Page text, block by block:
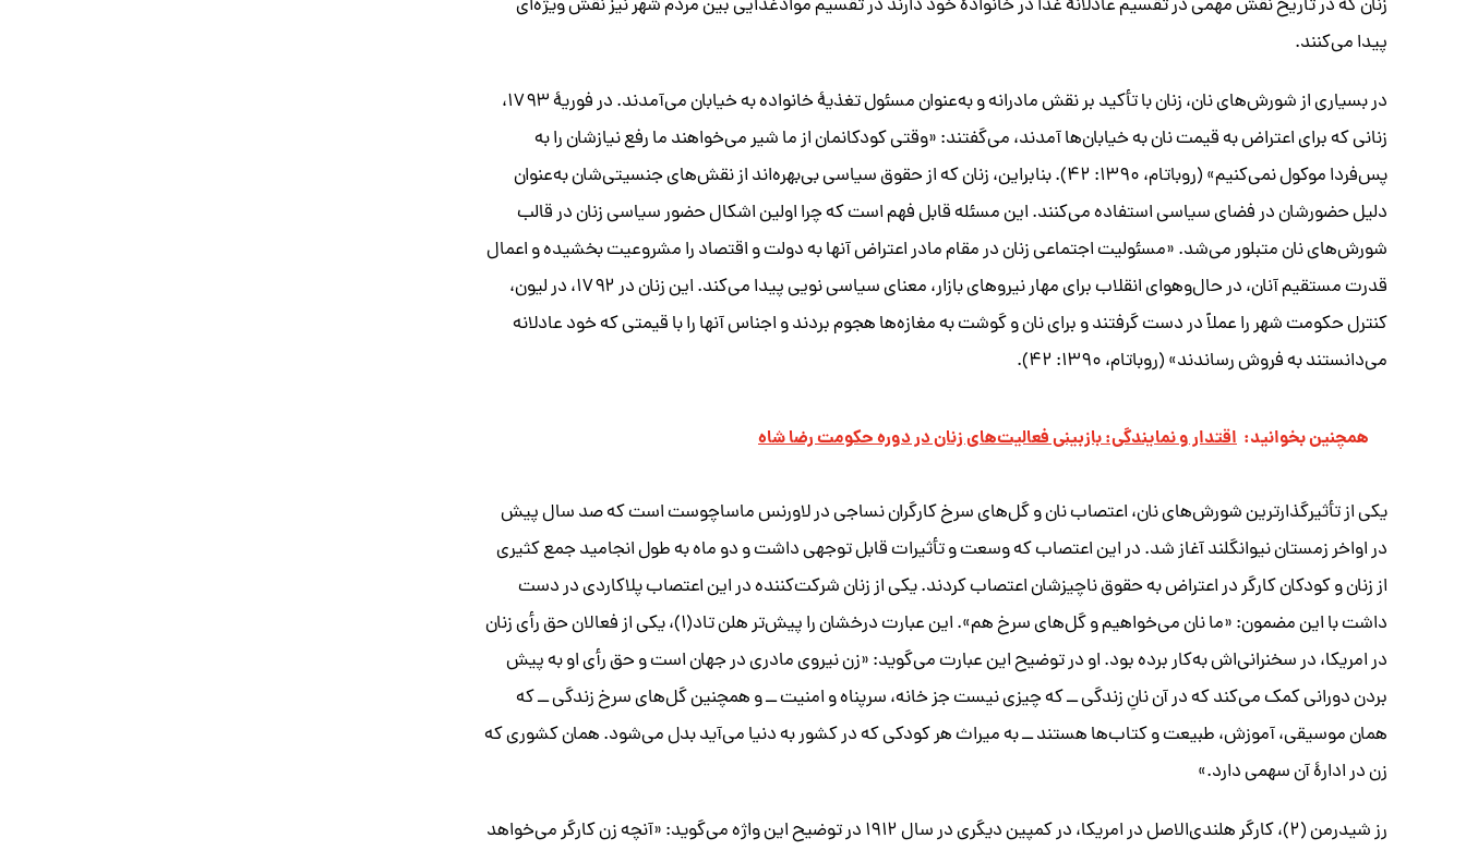
زنان که در تاریخ نقش مهمی در تقسیم عادلانۀ غذا در خانوادۀ خود دارند در تقسیم موادغذایی بین مردم شهر نیز نقش ویژه‌ای
پیدا می‌کنند.
در بسیاری از شورش‌های نان، زنان با تأکید بر نقش مادرانه و به‌عنوان مسئول تغذیۀ خانواده به خیابان می‌آمدند. در فوریۀ ۱۷۹۳،
زنانی که برای اعتراض به قیمت نان به خیابان‌ها آمدند، می‌گفتند: «وقتی کودکانمان از ما شیر می‌خواهند ما رفع نیازشان را به
پس‌فردا موکول نمی‌کنیم» (روباتام، ۱۳۹۰: ۴۲). بنابراین، زنان که از حقوق سیاسی بی‌بهره‌اند از نقش‌های جنسیتی‌شان به‌عنوان
دلیل حضورشان در فضای سیاسی استفاده می‌کنند. این مسئله قابل فهم است که چرا اولین اشکال حضور سیاسی زنان در قالب
شورش‌های نان متبلور می‌شد. «مسئولیت اجتماعی زنان در مقام مادر اعتراض آنها به دولت و اقتصاد را مشروعیت بخشیده و اعمال
قدرت مستقیم آنان، در حال‌و‌هوای انقلاب برای مهار نیروهای بازار، معنای سیاسی نویی پیدا می‌کند. این زنان در ۱۷۹۲، در لیون،
کنترل حکومت شهر را عملاً در دست گرفتند و برای نان و گوشت به مغازه‌ها هجوم بردند و اجناس آنها را با قیمتی که خود عادلانه
می‌دانستند به فروش رساندند» (روباتام، ۱۳۹۰: ۴۲).
همچنین بخوانید: اقتدار و نمایندگی: بازبینی فعالیت‌های زنان در دوره حکومت رضا شاه
یکی از تأثیرگذارترین شورش‌های نان، اعتصاب نان و گل‌های سرخ کارگران نساجی در لاورنس ماساچوست است که صد سال پیش
در اواخر زمستان نیو‌انگلند آغاز شد. در این اعتصاب که وسعت و تأثیرات قابل توجهی داشت و دو ماه به طول انجامید جمع کثیری
از زنان و کودکان کارگر در اعتراض به حقوق ناچیزشان اعتصاب کردند. یکی از زنان شرکت‌کننده در این اعتصاب پلاکاردی در دست
داشت با این مضمون: «ما نان می‌خواهیم و گل‌های سرخ هم». این عبارت درخشان را پیش‌تر هلن تاد(۱)، یکی از فعالان حق رأی زنان
در امریکا، در سخنرانی‌اش به‌کار برده بود. او در توضیح این عبارت می‌گوید: «زن نیروی مادری در جهان است و حق رأی او به پیش
بردن دورانی کمک می‌کند که در آن نانِ زندگی ــ که چیزی نیست جز خانه، سرپناه و امنیت ــ و همچنین گل‌های سرخ زندگی ــ که
همان موسیقی، آموزش، طبیعت و کتاب‌ها هستند ــ به میراث هر کودکی که در کشور به‌ دنیا می‌آید بدل می‌شود. همان کشوری که
زن در ادارۀ آن سهمی دارد.»
رز شیدرمن (۲)، کارگر هلندی‌الاصل در امریکا، در کمپین دیگری در سال ۱۹۱۲ در توضیح این واژه می‌گوید: «آنچه زن کارگر می‌خواهد